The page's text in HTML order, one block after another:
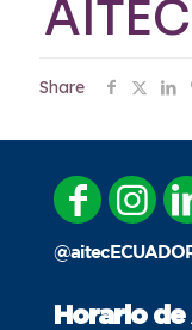
Share
Horario